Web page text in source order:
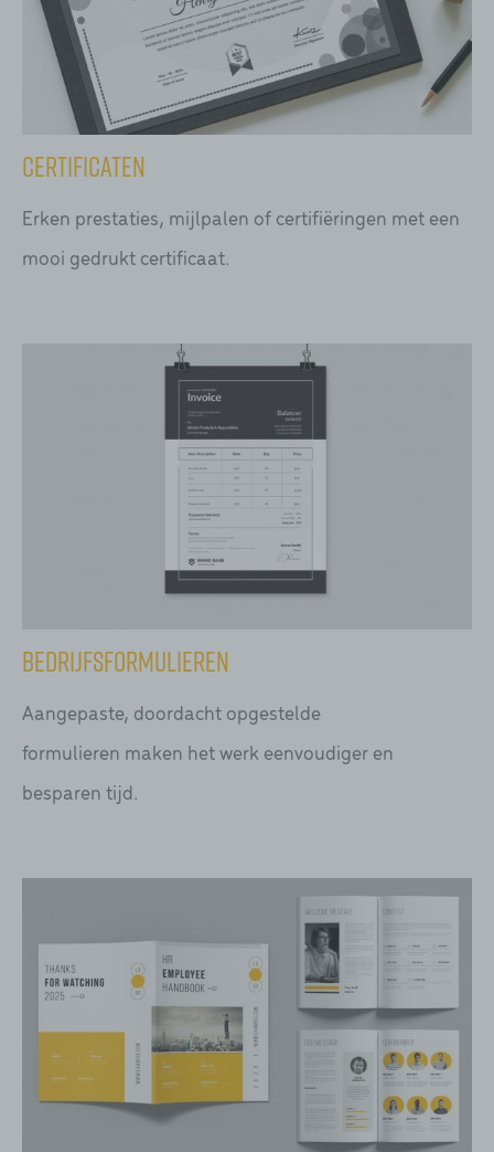
Certificaten
Erken prestaties, mijlpalen of certifiëringen met een
mooi gedrukt certificaat.
Bedrijfsformulieren
Aangepaste, doordacht opgestelde
formulieren maken het werk eenvoudiger en
besparen tijd.